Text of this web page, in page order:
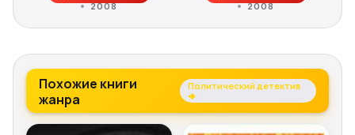
2008 2008
Похожие книги
жанра
Политический детектив
→